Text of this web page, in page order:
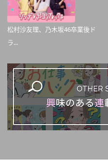
松村沙友理、乃木坂46卒業後ド
ラ...